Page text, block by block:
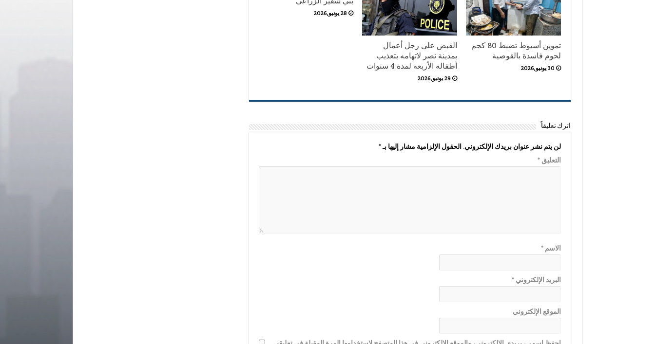
تموين أسيوط تضبط 80 كجم
لحوم فاسدة بالقوصية
30 يونيو,2026
القبض على رجل أعمال
بمدينة نصر لاتهامه بتعذيب
أطفاله الأربعة لمدة 4 سنوات
29 يونيو,2026
28 يونيو,2026
اترك تعليقاً
لن يتم نشر عنوان بريدك الإلكتروني. الحقول الإلزامية مشار إليها بـ*
التعليق*
الاسم*
البريد الإلكتروني*
الموقع الإلكتروني